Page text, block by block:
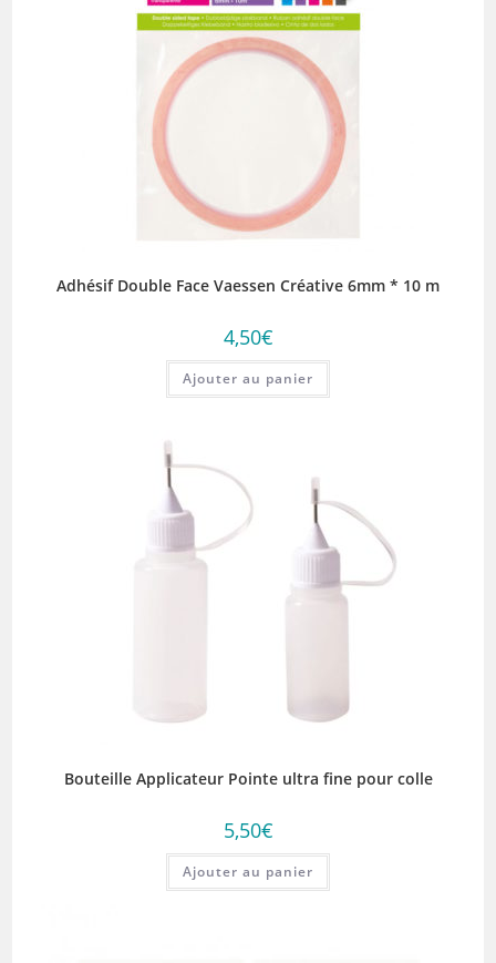
Adhésif Double Face Vaessen Créative 6mm * 10 m
4,50€
Ajouter au panier
Bouteille Applicateur Pointe ultra fine pour colle
5,50€
Ajouter au panier